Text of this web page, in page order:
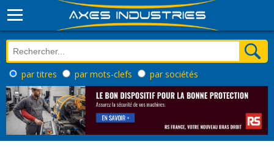
par titres par mots-clefs par sociétés